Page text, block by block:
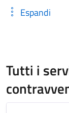
Espandi
Tutti i